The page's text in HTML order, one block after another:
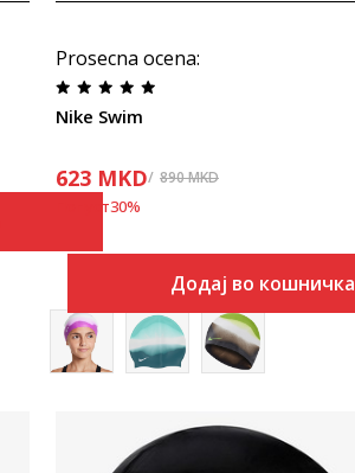
Prosecna ocena:
Nike Swim
623 MKD 890MKD
Попуст30%
Додај во кошничка